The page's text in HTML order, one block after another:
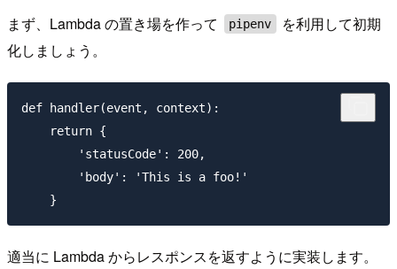
まず、Lambda の置き場を作って pipenv
を利用して初期
化しましょう。
def handler(event, context):
    return {
        'statusCode': 200,
        'body': 'This is a foo!'
適当に Lambda からレスポンスを返すように実装します。